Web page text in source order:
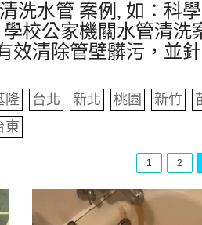
洗水管 案例, 如：科
校公家機關水管清
效清除管壁髒污，並
隆 台北 新北 桃園 新竹
東
1 2